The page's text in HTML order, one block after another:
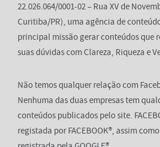
22.026.064/0001-02 – Rua XV de
Curitiba/PR), uma agência de
principal missão gerar conteúdos que
suas dúvidas com Clareza, Riqueza e
Não temos qualquer relação com
Nenhuma das duas empresas tem
conteúdos publicados pelo site.
registada por FACEBOOK®, assim